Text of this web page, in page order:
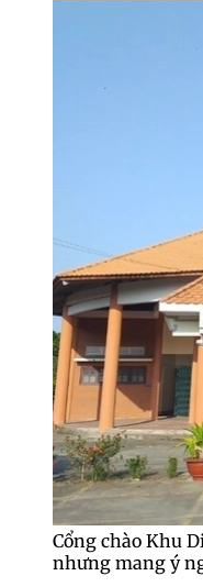
Cổng chào Khu
nhưng mang ý